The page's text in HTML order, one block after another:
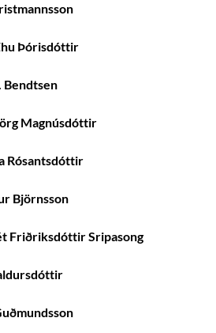
Þórisdóttir
Bendtsen
Magnúsdóttir
Rósantsdóttir
Björnsson
Friðriksdóttir Sripasong